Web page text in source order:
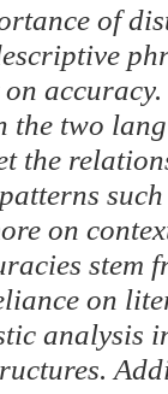
of
the two
the
on
stem
on
analysis